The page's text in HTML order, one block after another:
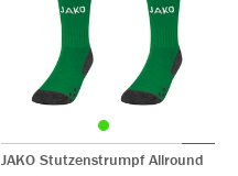
JAKO Stutzenstrumpf Allround